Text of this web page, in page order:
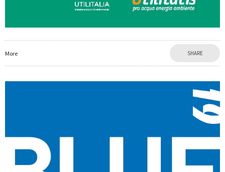
More SHARE